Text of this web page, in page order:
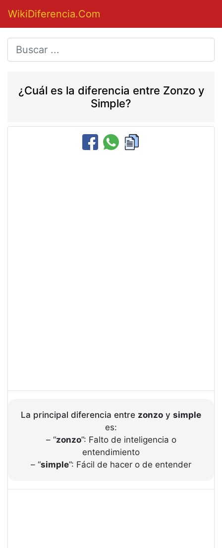
WikiDiferencia.Com
¿Cuál es la diferencia entre Zonzo y
Simple?
La principal diferencia entre zonzo y simple
es:
– “zonzo”: Falto de inteligencia o
entendimiento
– “simple”: Fácil de hacer o de entender